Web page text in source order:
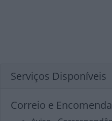
Serviços Disponíveis
Correio e